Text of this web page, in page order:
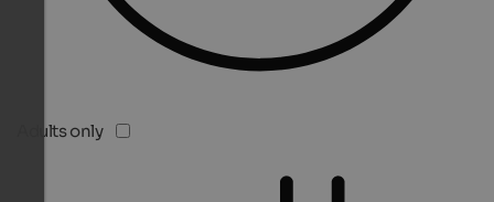
Adults only